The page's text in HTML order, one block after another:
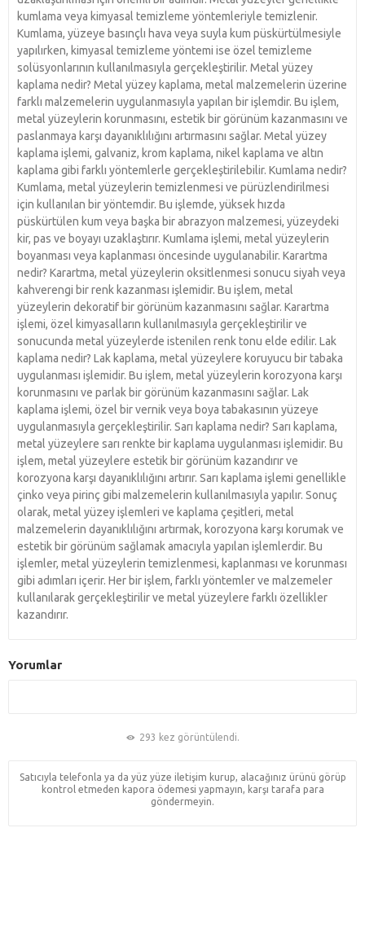
kumlama veya kimyasal temizleme yöntemleriyle temizlenir.
Kumlama, yüzeye basınçlı hava veya suyla kum püskürtülmesiyle
yapılırken, kimyasal temizleme yöntemi ise özel temizleme
solüsyonlarının kullanılmasıyla gerçekleştirilir. Metal yüzey
kaplama nedir? Metal yüzey kaplama, metal malzemelerin üzerine
farklı malzemelerin uygulanmasıyla yapılan bir işlemdir. Bu işlem,
metal yüzeylerin korunmasını, estetik bir görünüm kazanmasını ve
paslanmaya karşı dayanıklılığını artırmasını sağlar. Metal yüzey
kaplama işlemi, galvaniz, krom kaplama, nikel kaplama ve altın
kaplama gibi farklı yöntemlerle gerçekleştirilebilir. Kumlama nedir?
Kumlama, metal yüzeylerin temizlenmesi ve pürüzlendirilmesi
için kullanılan bir yöntemdir. Bu işlemde, yüksek hızda
püskürtülen kum veya başka bir abrazyon malzemesi, yüzeydeki
kir, pas ve boyayı uzaklaştırır. Kumlama işlemi, metal yüzeylerin
boyanması veya kaplanması öncesinde uygulanabilir. Karartma
nedir? Karartma, metal yüzeylerin oksitlenmesi sonucu siyah veya
kahverengi bir renk kazanması işlemidir. Bu işlem, metal
yüzeylerin dekoratif bir görünüm kazanmasını sağlar. Karartma
işlemi, özel kimyasalların kullanılmasıyla gerçekleştirilir ve
sonucunda metal yüzeylerde istenilen renk tonu elde edilir. Lak
kaplama nedir? Lak kaplama, metal yüzeylere koruyucu bir tabaka
uygulanması işlemidir. Bu işlem, metal yüzeylerin korozyona karşı
korunmasını ve parlak bir görünüm kazanmasını sağlar. Lak
kaplama işlemi, özel bir vernik veya boya tabakasının yüzeye
uygulanmasıyla gerçekleştirilir. Sarı kaplama nedir? Sarı kaplama,
metal yüzeylere sarı renkte bir kaplama uygulanması işlemidir. Bu
işlem, metal yüzeylere estetik bir görünüm kazandırır ve
korozyona karşı dayanıklılığını artırır. Sarı kaplama işlemi genellikle
çinko veya pirinç gibi malzemelerin kullanılmasıyla yapılır. Sonuç
olarak, metal yüzey işlemleri ve kaplama çeşitleri, metal
malzemelerin dayanıklılığını artırmak, korozyona karşı korumak ve
estetik bir görünüm sağlamak amacıyla yapılan işlemlerdir. Bu
işlemler, metal yüzeylerin temizlenmesi, kaplanması ve korunması
gibi adımları içerir. Her bir işlem, farklı yöntemler ve malzemeler
kullanılarak gerçekleştirilir ve metal yüzeylere farklı özellikler
kazandırır.
Yorumlar
293 kez görüntülendi.
Satıcıyla telefonla ya da yüz yüze iletişim kurup, alacağınız ürünü görüp
kontrol etmeden kapora ödemesi yapmayın, karşı tarafa para
göndermeyin.